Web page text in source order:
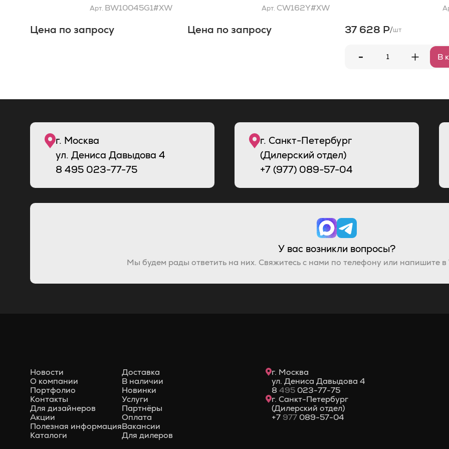
Арт. BW10045G1#XW
Цена по запросу
Арт. CW162Y#XW
Цена по запросу 37 628 Р/шт
- + В
г. Москва
ул. Дениса Давыдова 4
8 495 023-77-75
г. Санкт-Петербург
(Дилерский отдел)
+7 (977) 089-57-04
У вас возникли вопросы?
Мы будем рады ответить на них. Свяжитесь с нами по телефону или напишите
Новости
О компании
Портфолио
Контакты
Для дизайнеров
Акции
Полезная информация
Каталоги
Доставка
В наличии
Новинки
Услуги
Партнёры
Оплата
Вакансии
Для дилеров
г. Москва
ул. Дениса Давыдова 4
8 495 023-77-75
г. Санкт-Петербург
(Дилерский отдел)
+7 977 089-57-04